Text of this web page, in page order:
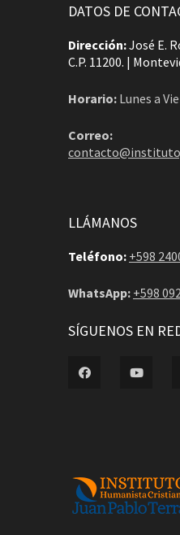
DATOS DE
Dirección:José E.
C.P. 11200. |
Horario: Lunes a
Correo:
LLÁMANOS
Teléfono: +598
WhatsApp: +598
SÍGUENOS EN